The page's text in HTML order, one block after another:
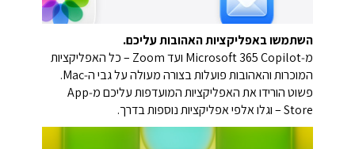
השתמשו באפליקציות האהובות עליכם.
מ‑Microsoft 365 Copilot ועד Zoom – כל האפליקציות
המוכרות והאהובות פועלות בצורה מעולה על גבי ה‑Mac.
פשוט הורידו את האפליקציות המועדפות עליכם מ‑App
Store – וגלו אלפי אפליקציות נוספות בדרך.